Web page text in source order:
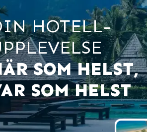
HOTELL-
SOM HELST,
SOM HELST